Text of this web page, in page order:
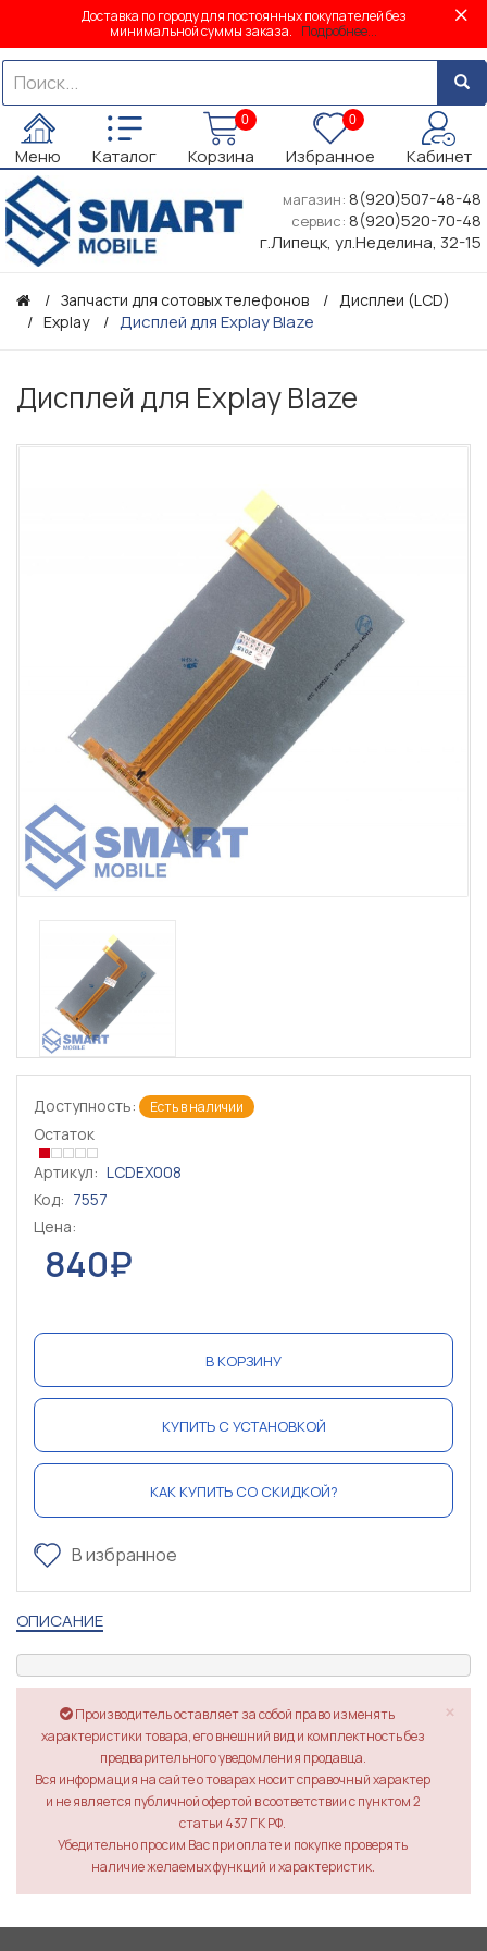
Доставка по городу для постоянных покупателей без
минимальной суммы заказа. Подробнее...
Меню Каталог
0
Корзина
0
Избранное Кабинет
магазин: 8(920)507-48-48
сервис: 8(920)520-70-48
г.Липецк, ул.Неделина, 32-15
Запчасти для сотовых телефонов
Дисплеи (LCD)
Explay
Дисплей для Explay Blaze
Дисплей для Explay Blaze
Доступность: Есть в наличии
Остаток
Артикул: LCDEX008
Код: 7557
Цена:
840₽
В КОРЗИНУ
КУПИТЬ С УСТАНОВКОЙ
КАК КУПИТЬ СО СКИДКОЙ?
В избранное
ОПИСАНИЕ
×
Производитель оставляет за собой право изменять
характеристики товара, его внешний вид и комплектность без
предварительного уведомления продавца.
Вся информация на сайте о товарах носит справочный характер
и не является публичной офертой в соответствии с пунктом 2
статьи 437 ГК РФ.
Убедительно просим Вас при оплате и покупке проверять
наличие желаемых функций и характеристик.